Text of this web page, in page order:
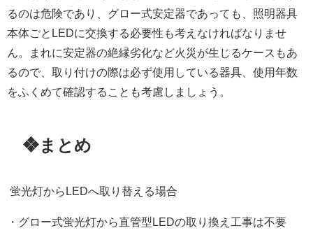
るのは危険であり、グロー式安定器であっても、照明器具
本体ごとLEDに交換する必要性も考えなければなりませ
ん。まれに安定器の絶縁劣化など火災が生じるケースもあ
るので、取り付けの際は必ず使用している器具、使用年数
をふくめて確認することも考慮しましょう。
❖まとめ
蛍光灯からLEDへ取り替える場合
・グロー式蛍光灯から直管型LEDの取り換え工事は不要